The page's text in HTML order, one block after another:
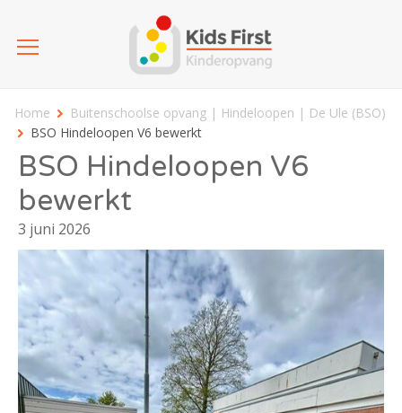
Home
Buitenschoolse opvang | Hindeloopen | De Ule (BSO)
BSO Hindeloopen V6 bewerkt
BSO Hindeloopen V6
bewerkt
3 juni 2026